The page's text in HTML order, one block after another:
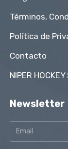
Términos,
Política de
Contacto
NIPER HOCKEY
Newsletter